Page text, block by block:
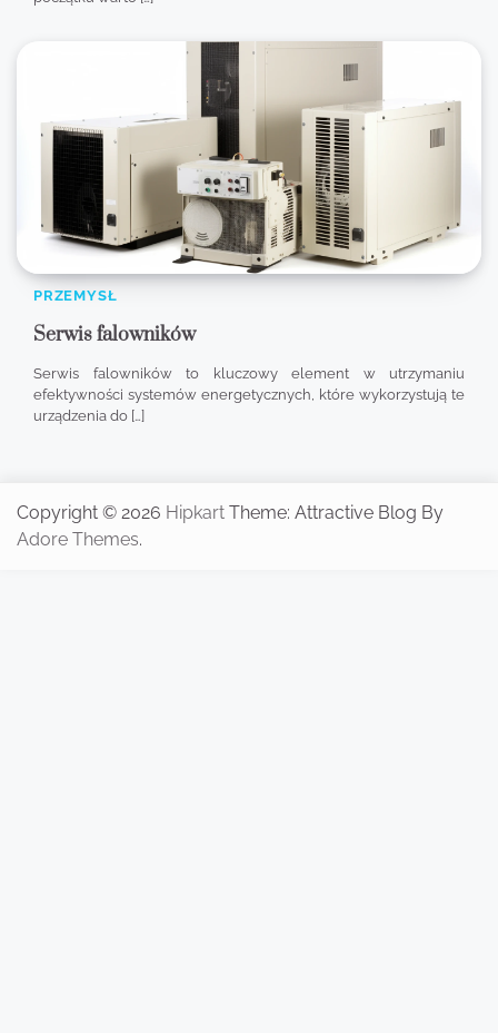
PRZEMYSŁ
Serwis falowników
Serwis falowników to kluczowy element w utrzymaniu
efektywności systemów energetycznych, które wykorzystują te
urządzenia do […]
Copyright © 2026 Hipkart Theme: Attractive Blog By
Adore Themes.